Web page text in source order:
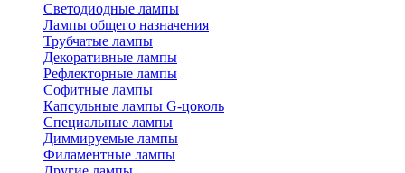
Светодиодные лампы
Лампы общего назначения
Трубчатые лампы
Декоративные лампы
Рефлекторные лампы
Софитные лампы
Капсульные лампы G-цоколь
Специальные лампы
Диммируемые лампы
Филаментные лампы